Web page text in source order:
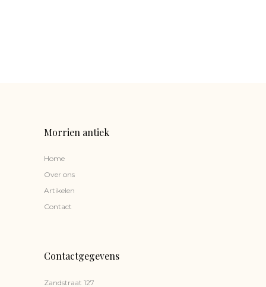
Morrien antiek
Home
Over ons
Artikelen
Contact
Contactgegevens
Zandstraat 127